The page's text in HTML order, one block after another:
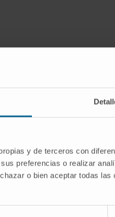
y de terceros con
preferencias o realizar
o bien aceptar todas
industria en
de los pacientes
pretende, a su vez,
europeos y contribuir a
centros de
reguladoras y